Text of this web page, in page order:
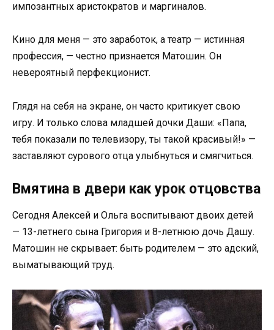
импозантных аристократов и маргиналов.
Кино для меня — это заработок, а театр — истинная
профессия, — честно признается Матошин. Он
невероятный перфекционист.
Глядя на себя на экране, он часто критикует свою
игру. И только слова младшей дочки Даши: «Папа,
тебя показали по телевизору, ты такой красивый!» —
заставляют сурового отца улыбнуться и смягчиться.
Вмятина в двери как урок отцовства
Сегодня Алексей и Ольга воспитывают двоих детей
— 13-летнего сына Григория и 8-летнюю дочь Дашу.
Матошин не скрывает: быть родителем — это адский,
выматывающий труд.